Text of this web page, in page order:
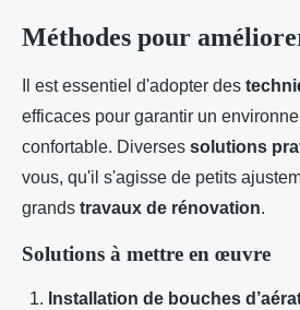
Méthodes pour
Il est essentiel d'adopter des
efficaces pour garantir un
confortable. Diverses solutions
vous, qu'il s'agisse de petits
grands travaux de rénovation.
Solutions à mettre en œuvre
Installation de bouches